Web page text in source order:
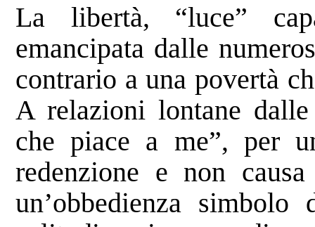
La libertà, “luce”
emancipata dalle
contrario a una povertà
A relazioni lontane
che piace a me”, per
redenzione e non
un’obbedienza